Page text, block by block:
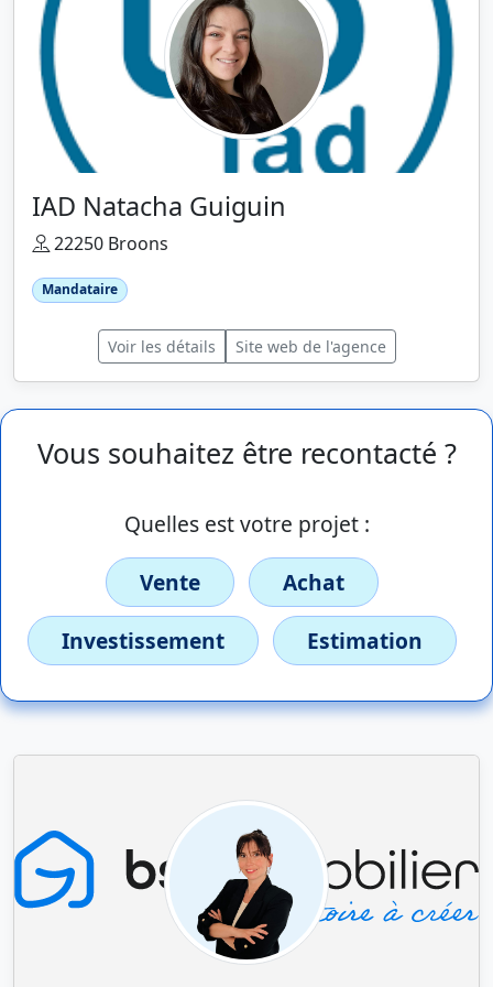
IAD Natacha Guiguin
22250 Broons
Mandataire
Voir les détails Site web de l'agence
Vous souhaitez être recontacté ?
Quelles est votre projet :
Vente
Achat
Investissement
Estimation